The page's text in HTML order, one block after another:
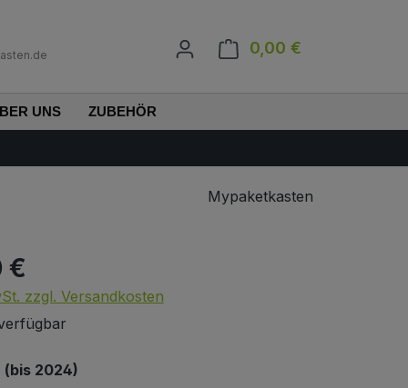
0,00 €
UNS ZUBEHÖR
Mypaketkasten
€
zzgl. Versandkosten
2024)auswählen